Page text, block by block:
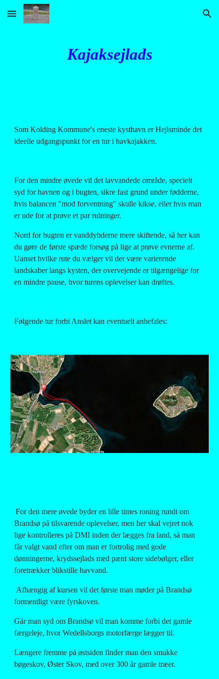
Skip to main content Skip to navigation
Kajaksejlads
Som Kolding Kommune's eneste kysthavn er Hejlsminde det
ideelle udgangspunkt for en tur i havkajakken.
For den mindre øvede vil det lavvandede område, specielt
syd for havnen og i bugten, sikre fast grund under fødderne,
hvis balancen "mod forventning" skulle kikse, eller hvis man
er ude for at prøve et par rulninger.
Nord for bugten er vanddybderne mere skiftende, så her kan
du gøre de første spæde forsøg på lige at prøve evnerne af.
Uanset hvilke rute du vælger vil der være varierende
landskaber langs kysten, der overvejende er tilgængelige for
en mindre pause, hvor turens oplevelser kan drøftes.
Følgende tur forbi Anslet kan eventuelt anbefales:
For den mere øvede byder en lille times roning rundt om
Brandsø på tilsvarende oplevelser, men her skal vejret nok
lige kontrolleres på DMI inden der lægges fra land, så man
får valgt vand efter om man er fortrolig med gode
dønningerne, krydssejlads med pænt store sidebølger, eller
foretrækker blikstille havvand.
formentligt være fyrskoven.
Går man syd om Brandsø vil man komme forbi det gamle
færgeleje, hvor Wedellsborgs motorfærge lægger til.
Længere fremme på østsiden finder man den smukke
bøgeskov, Øster Skov, med over 300 år gamle træer.